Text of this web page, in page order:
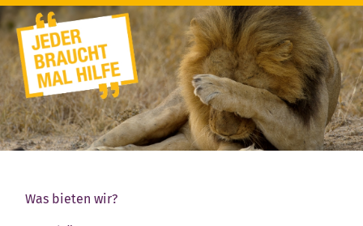
Was bieten wir?